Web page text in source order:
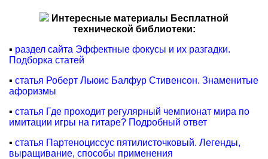
Интересные материалы Бесплатной
технической библиотеки:
▪ раздел сайта Эффектные фокусы и их разгадки.
Подборка статей
▪ статья Роберт Льюис Балфур Стивенсон. Знаменитые
афоризмы
▪ статья Где проходит регулярный чемпионат мира по
имитации игры на гитаре? Подробный ответ
▪ статья Партеноциссус пятилисточковый. Легенды,
выращивание, способы применения